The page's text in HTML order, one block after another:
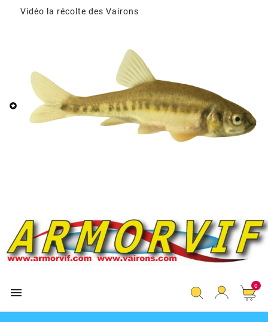

Vidéo la récolte des Vairons
 0